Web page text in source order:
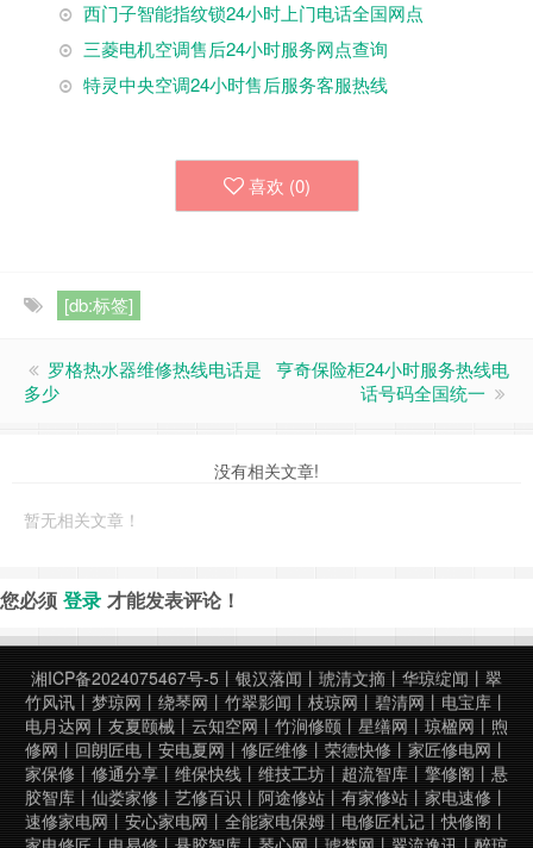
西门子智能指纹锁24小时上门电话全国网点
三菱电机空调售后24小时服务网点查询
特灵中央空调24小时售后服务客服热线
喜欢 (0)
[db:标签]
罗格热水器维修热线电话是
多少
亨奇保险柜24小时服务热线电
话号码全国统一
没有相关文章!
暂无相关文章！
您必须 登录 才能发表评论！
湘ICP备2024075467号-5 丨 银汉落闻 丨 琥清文摘 丨 华琼绽闻 丨 翠
竹风讯 丨 梦琼网 丨 绕琴网 丨 竹翠影闻 丨 枝琼网 丨 碧清网 丨 电宝库 丨
电月达网 丨 友夏颐械 丨 云知空网 丨 竹涧修颐 丨 星缮网 丨 琼楹网 丨 煦
修网 丨 回朗匠电 丨 安电夏网 丨 修匠维修 丨 荣德快修 丨 家匠修电网 丨
家保修 丨 修通分享 丨 维保快线 丨 维技工坊 丨 超流智库 丨 擎修阁 丨 悬
胶智库 丨 仙娄家修 丨 艺修百识 丨 阿途修站 丨 有家修站 丨 家电速修 丨
速修家电网 丨 安心家电网 丨 全能家电保姆 丨 电修匠札记 丨快修阁 丨